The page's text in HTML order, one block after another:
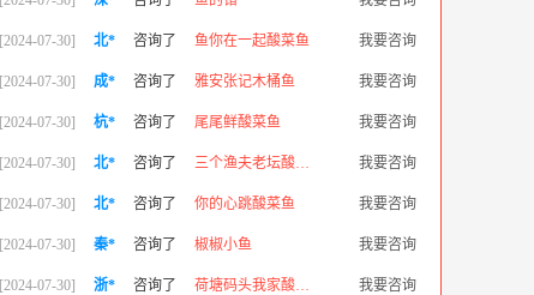
我要咨询
[2024-07-30] 北* 咨询了 鱼你在一起酸菜鱼
我要咨询
[2024-07-30] 成* 咨询了 雅安张记木桶鱼
我要咨询
[2024-07-30] 杭* 咨询了 尾尾鲜酸菜鱼
我要咨询
[2024-07-30] 北* 咨询了 三个渔夫老坛酸菜鱼
我要咨询
[2024-07-30] 北* 咨询了 你的心跳酸菜鱼
我要咨询
[2024-07-30] 秦* 咨询了 椒椒小鱼
我要咨询
[2024-07-30] 浙* 咨询了 荷塘码头我家酸菜鱼